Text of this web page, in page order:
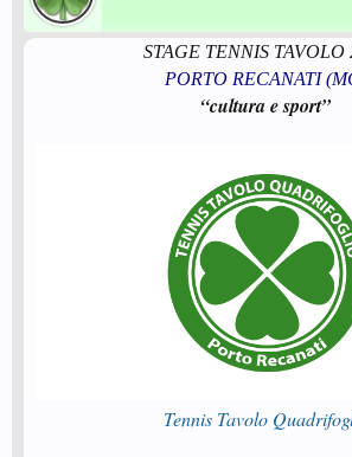
STAGE TENNIS TAVOLO
PORTO RECANATI
“cultura e sport”
Tennis Tavolo